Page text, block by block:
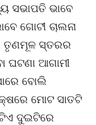
ସଭାପତି ଭାବେ
ଗୋଟୀ ଚାଲନା
ତୃଣମୂଳ ସ୍ତରର
ଘଟଣା ଆଗାମୀ
ବୋଲି
ମୋଟ ସାତଟି
ଦୁଇଟିରେ